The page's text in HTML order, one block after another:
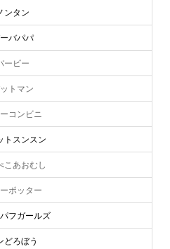
ンタン
バパパ
ービー
トマン
コンビニ
トスンスン
こあおむし
ポッター
フガールズ
どろぼう